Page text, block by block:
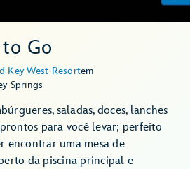
Go
Key West Resortem
Springs
saladas, doces, lanches
para você levar; perfeito
encontrar uma mesa de
da piscina principal e